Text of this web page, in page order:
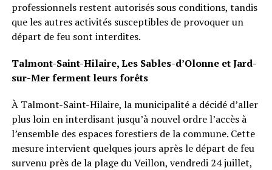
professionnels restent autorisés sous conditions, tandis
que les autres activités susceptibles de provoquer un
départ de feu sont interdites.
Talmont-Saint-Hilaire, Les Sables-d’Olonne et Jard-
sur-Mer ferment leurs forêts
À Talmont-Saint-Hilaire, la municipalité a décidé d’aller
plus loin en interdisant jusqu’à nouvel ordre l’accès à
l’ensemble des espaces forestiers de la commune. Cette
mesure intervient quelques jours après le départ de feu
survenu près de la plage du Veillon, vendredi 24 juillet,